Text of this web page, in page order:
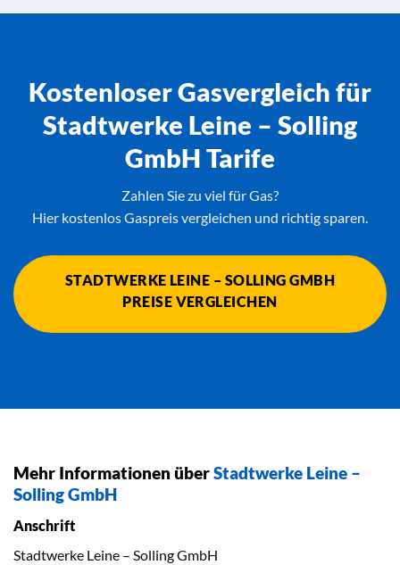
Kostenloser Gasvergleich für
Stadtwerke Leine – Solling
GmbH Tarife
Zahlen Sie zu viel für Gas?
Hier kostenlos Gaspreis vergleichen und richtig sparen.
STADTWERKE LEINE – SOLLING GMBH
PREISE VERGLEICHEN
Mehr Informationen überStadtwerke Leine –
Solling GmbH
Anschrift
Stadtwerke Leine – Solling GmbH